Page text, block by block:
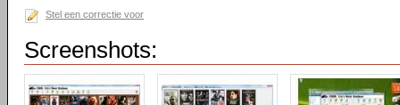
Stel een correctie voor
Screenshots: